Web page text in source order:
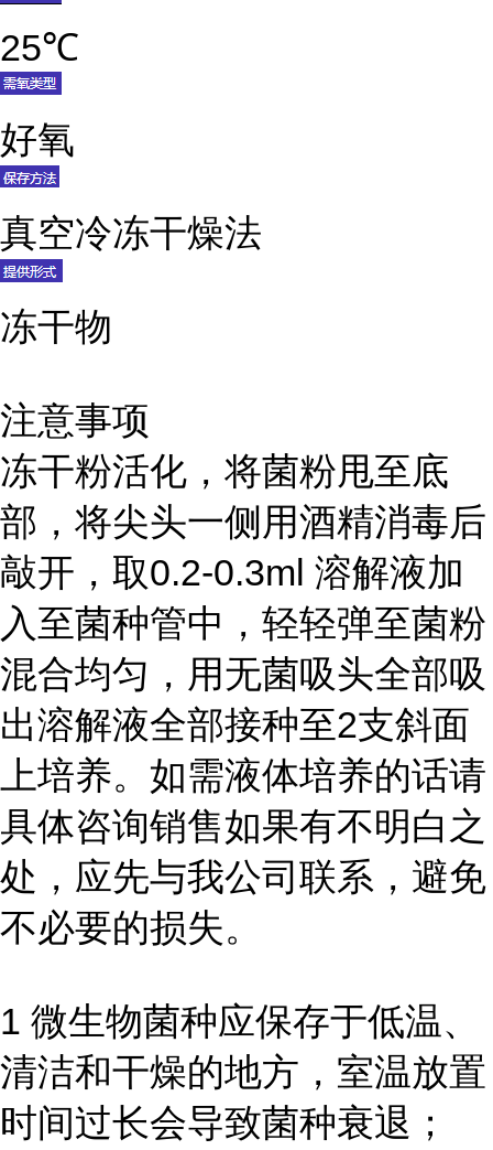
25℃
好氧
真空冷冻干燥法
冻干物
注意事项
冻干粉活化，将菌粉甩至底
部，将尖头一侧用酒精消毒后
敲开，取0.2-0.3ml 溶解液加
入至菌种管中，轻轻弹至菌粉
混合均匀，用无菌吸头全部吸
出溶解液全部接种至2支斜面
上培养。如需液体培养的话请
具体咨询销售如果有不明白之
处，应先与我公司联系，避免
不必要的损失。
1 微生物菌种应保存于低温、
清洁和干燥的地方，室温放置
时间过长会导致菌种衰退；